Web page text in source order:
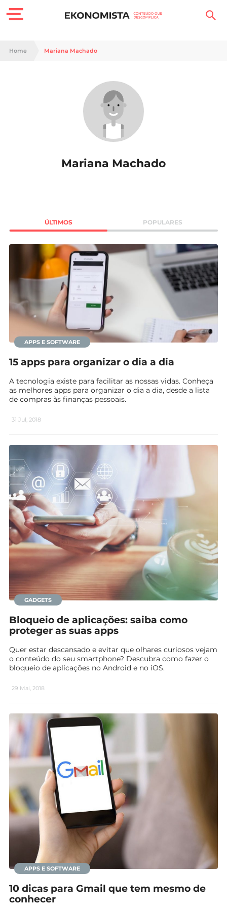
Finanças Pessoais
Sociedade
Negócios
Mundial 2026
Home Mariana Machado
Mariana Machado
ÚLTIMOS POPULARES
APPS E SOFTWARE
15 apps para organizar o dia a dia
A tecnologia existe para facilitar as nossas vidas. Conheça
as melhores apps para organizar o dia a dia, desde a lista
de compras às finanças pessoais.
31 Jul, 2018
GADGETS
Bloqueio de aplicações: saiba como
proteger as suas apps
Quer estar descansado e evitar que olhares curiosos vejam
o conteúdo do seu smartphone? Descubra como fazer o
bloqueio de aplicações no Android e no iOS.
29 Mai, 2018
APPS E SOFTWARE
10 dicas para Gmail que tem mesmo de
conhecer